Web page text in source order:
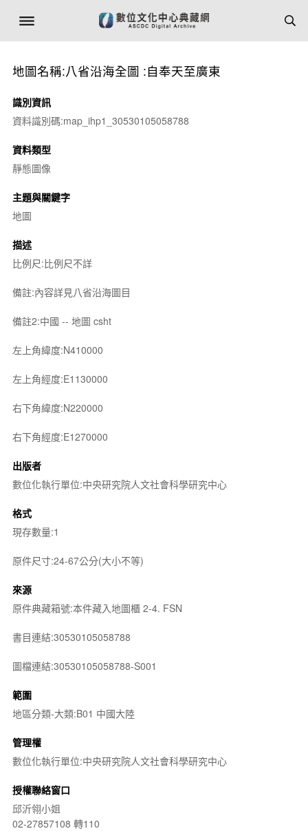
地圖名稱:八省沿海全圖 :自奉天至廣東
識別資訊
資料識別碼:map_ihp1_30530105058788
資料類型
靜態圖像
主題與關鍵字
地圖
描述
比例尺:比例尺不詳
備註:內容詳見八省沿海圖目
備註2:中國 -- 地圖 csht
左上角緯度:N410000
左上角經度:E1130000
右下角緯度:N220000
右下角經度:E1270000
出版者
數位化執行單位:中央研究院人文社會科學研究中心
格式
現存數量:1
原件尺寸:24-67公分(大小不等)
來源
原件典藏箱號:本件藏入地圖櫃 2-4. FSN
書目連結:30530105058788
圖檔連結:30530105058788-S001
範圍
地區分類-大類:B01 中國大陸
管理權
數位化執行單位:中央研究院人文社會科學研究中心
授權聯絡窗口
邱沂翎小姐
02-27857108 轉110